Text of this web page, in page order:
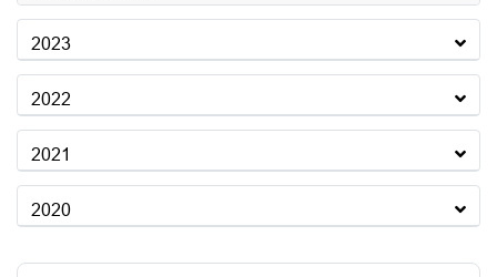
2023
2022
2021
2020